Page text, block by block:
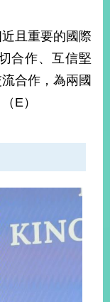
且重要的國際
合作、互信堅
合作，為兩國
E）